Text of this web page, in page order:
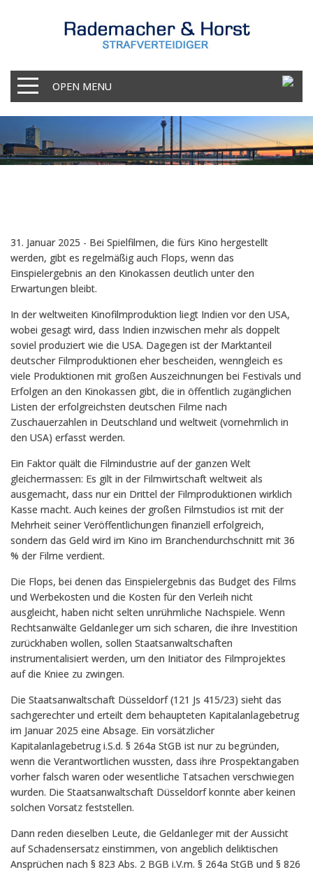
OPEN MENU
31. Januar 2025 - Bei Spielfilmen, die fürs Kino hergestellt
werden, gibt es regelmäßig auch Flops, wenn das
Einspielergebnis an den Kinokassen deutlich unter den
Erwartungen bleibt.
In der weltweiten Kinofilmproduktion liegt Indien vor den USA,
wobei gesagt wird, dass Indien inzwischen mehr als doppelt
soviel produziert wie die USA. Dagegen ist der Marktanteil
deutscher Filmproduktionen eher bescheiden, wenngleich es
viele Produktionen mit großen Auszeichnungen bei Festivals und
Erfolgen an den Kinokassen gibt, die in öffentlich zugänglichen
Listen der erfolgreichsten deutschen Filme nach
Zuschauerzahlen in Deutschland und weltweit (vornehmlich in
den USA) erfasst werden.
Ein Faktor quält die Filmindustrie auf der ganzen Welt
gleichermassen: Es gilt in der Filmwirtschaft weltweit als
ausgemacht, dass nur ein Drittel der Filmproduktionen wirklich
Kasse macht. Auch keines der großen Filmstudios ist mit der
Mehrheit seiner Veröffentlichungen finanziell erfolgreich,
sondern das Geld wird im Kino im Branchendurchschnitt mit 36
% der Filme verdient.
Die Flops, bei denen das Einspielergebnis das Budget des Films
und Werbekosten und die Kosten für den Verleih nicht
ausgleicht, haben nicht selten unrühmliche Nachspiele. Wenn
Rechtsanwälte Geldanleger um sich scharen, die ihre Investition
zurückhaben wollen, sollen Staatsanwaltschaften
instrumentalisiert werden, um den Initiator des Filmprojektes
auf die Kniee zu zwingen.
Die Staatsanwaltschaft Düsseldorf (121 Js 415/23) sieht das
sachgerechter und erteilt dem behaupteten Kapitalanlagebetrug
im Januar 2025 eine Absage. Ein vorsätzlicher
Kapitalanlagebetrug i.S.d. § 264a StGB ist nur zu begründen,
wenn die Verantwortlichen wussten, dass ihre Prospektangaben
vorher falsch waren oder wesentliche Tatsachen verschwiegen
wurden. Die Staatsanwaltschaft Düsseldorf konnte aber keinen
solchen Vorsatz feststellen.
Dann reden dieselben Leute, die Geldanleger mit der Aussicht
auf Schadensersatz einstimmen, von angeblich deliktischen
Ansprüchen nach § 823 Abs. 2 BGB i.V.m. § 264a StGB und § 826